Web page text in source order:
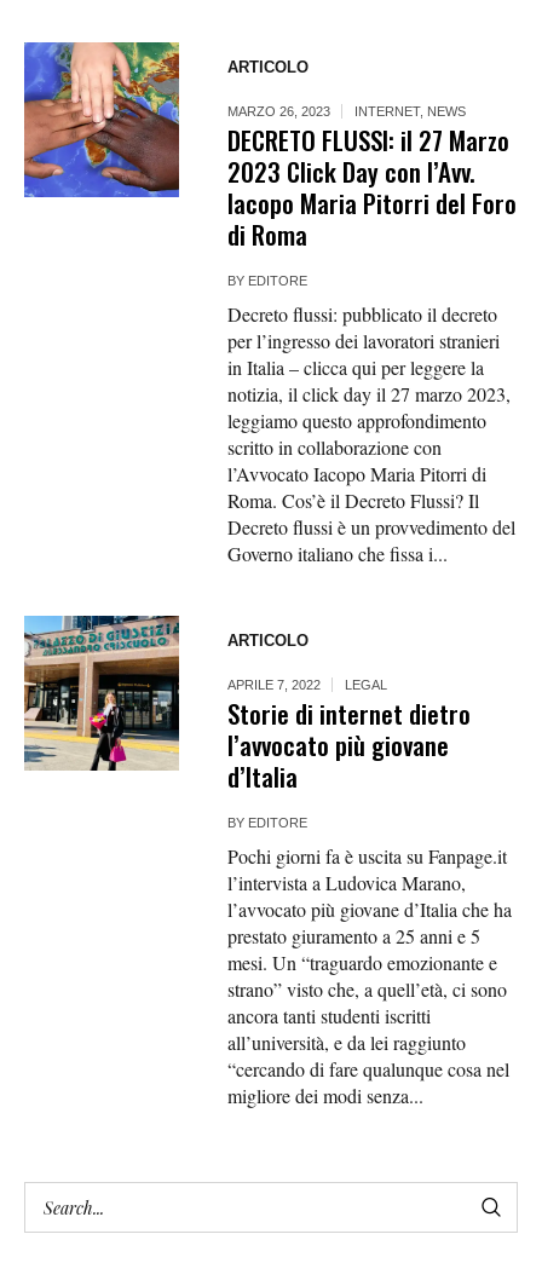
ARTICOLO
MARZO 26, 2023 INTERNET, NEWS
DECRETO FLUSSI: il 27 Marzo
2023 Click Day con l’Avv.
Iacopo Maria Pitorri del Foro
di Roma
BY EDITORE
Decreto flussi: pubblicato il decreto
per l’ingresso dei lavoratori stranieri
in Italia – clicca qui per leggere la
notizia, il click day il 27 marzo 2023,
leggiamo questo approfondimento
scritto in collaborazione con
l’Avvocato Iacopo Maria Pitorri di
Roma. Cos’è il Decreto Flussi? Il
Decreto flussi è un provvedimento del
Governo italiano che fissa i...
ARTICOLO
APRILE 7, 2022 LEGAL
Storie di internet dietro
l’avvocato più giovane
d’Italia
BY EDITORE
Pochi giorni fa è uscita su Fanpage.it
l’intervista a Ludovica Marano,
l’avvocato più giovane d’Italia che ha
prestato giuramento a 25 anni e 5
mesi. Un “traguardo emozionante e
strano” visto che, a quell’età, ci sono
ancora tanti studenti iscritti
all’università, e da lei raggiunto
“cercando di fare qualunque cosa nel
migliore dei modi senza...